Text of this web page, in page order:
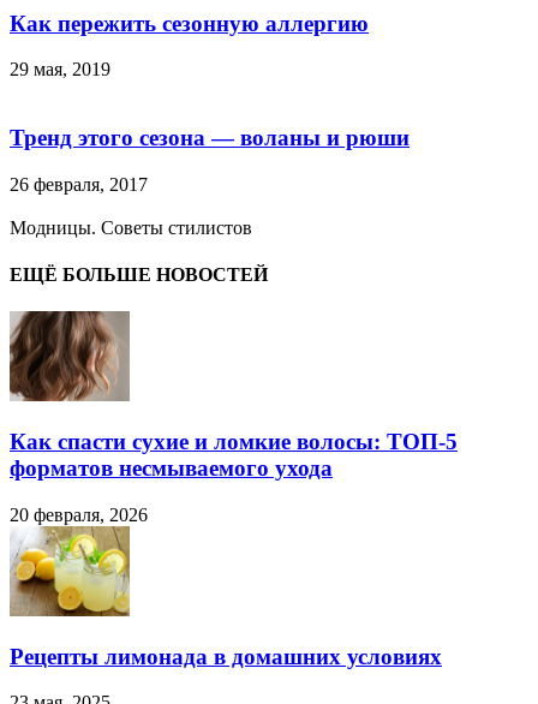
Как пережить сезонную аллергию
29 мая, 2019
Тренд этого сезона — воланы и рюши
26 февраля, 2017
Модницы. Советы стилистов
ЕЩЁ БОЛЬШЕ НОВОСТЕЙ
Как спасти сухие и ломкие волосы: ТОП-5
форматов несмываемого ухода
20 февраля, 2026
Рецепты лимонада в домашних условиях